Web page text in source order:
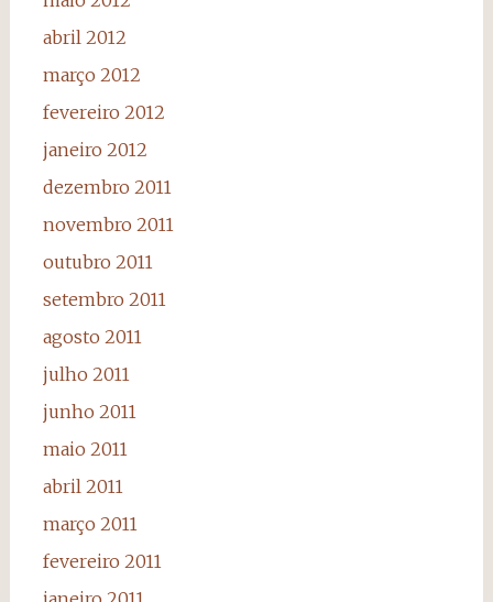
abril 2012
março 2012
fevereiro 2012
janeiro 2012
dezembro 2011
novembro 2011
outubro 2011
setembro 2011
agosto 2011
julho 2011
junho 2011
maio 2011
abril 2011
março 2011
fevereiro 2011